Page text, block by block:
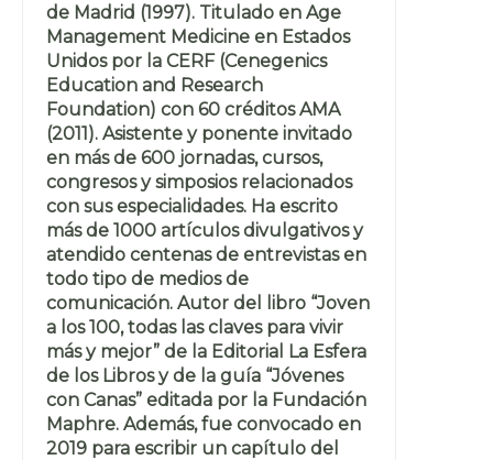
de Madrid (1997). Titulado en Age
Management Medicine en Estados
Unidos por la CERF (Cenegenics
Education and Research
Foundation) con 60 créditos AMA
(2011). Asistente y ponente invitado
en más de 600 jornadas, cursos,
congresos y simposios relacionados
con sus especialidades. Ha escrito
más de 1000 artículos divulgativos y
atendido centenas de entrevistas en
todo tipo de medios de
comunicación. Autor del libro “Joven
a los 100, todas las claves para vivir
más y mejor” de la Editorial La Esfera
de los Libros y de la guía “Jóvenes
con Canas” editada por la Fundación
Maphre. Además, fue convocado en
2019 para escribir un capítulo del